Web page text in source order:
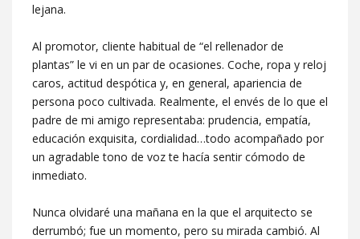
lejana.
Al promotor, cliente habitual de “el rellenador de
plantas” le vi en un par de ocasiones. Coche, ropa y reloj
caros, actitud despótica y, en general, apariencia de
persona poco cultivada. Realmente, el envés de lo que el
padre de mi amigo representaba: prudencia, empatía,
educación exquisita, cordialidad…todo acompañado por
un agradable tono de voz te hacía sentir cómodo de
inmediato.
Nunca olvidaré una mañana en la que el arquitecto se
derrumbó; fue un momento, pero su mirada cambió. Al